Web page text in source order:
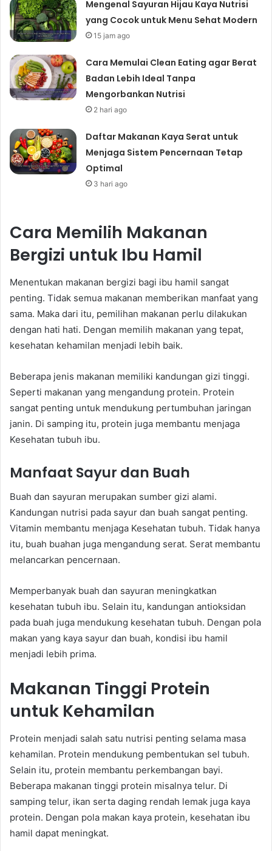
Mengenal Sayuran Hijau Kaya Nutrisi
yang Cocok untuk Menu Sehat Modern
15 jam ago
Cara Memulai Clean Eating agar Berat
Badan Lebih Ideal Tanpa
Mengorbankan Nutrisi
2 hari ago
Daftar Makanan Kaya Serat untuk
Menjaga Sistem Pencernaan Tetap
Optimal
3 hari ago
Cara Memilih Makanan
Bergizi untuk Ibu Hamil
Menentukan makanan bergizi bagi ibu hamil sangat
penting. Tidak semua makanan memberikan manfaat yang
sama. Maka dari itu, pemilihan makanan perlu dilakukan
dengan hati hati. Dengan memilih makanan yang tepat,
kesehatan kehamilan menjadi lebih baik.
Beberapa jenis makanan memiliki kandungan gizi tinggi.
Seperti makanan yang mengandung protein. Protein
sangat penting untuk mendukung pertumbuhan jaringan
janin. Di samping itu, protein juga membantu menjaga
Kesehatan tubuh ibu.
Manfaat Sayur dan Buah
Buah dan sayuran merupakan sumber gizi alami.
Kandungan nutrisi pada sayur dan buah sangat penting.
Vitamin membantu menjaga Kesehatan tubuh. Tidak hanya
itu, buah buahan juga mengandung serat. Serat membantu
melancarkan pencernaan.
Memperbanyak buah dan sayuran meningkatkan
kesehatan tubuh ibu. Selain itu, kandungan antioksidan
pada buah juga mendukung kesehatan tubuh. Dengan pola
makan yang kaya sayur dan buah, kondisi ibu hamil
menjadi lebih prima.
Makanan Tinggi Protein
untuk Kehamilan
Protein menjadi salah satu nutrisi penting selama masa
kehamilan. Protein mendukung pembentukan sel tubuh.
Selain itu, protein membantu perkembangan bayi.
Beberapa makanan tinggi protein misalnya telur. Di
samping telur, ikan serta daging rendah lemak juga kaya
protein. Dengan pola makan kaya protein, kesehatan ibu
hamil dapat meningkat.